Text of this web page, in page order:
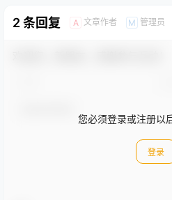
2 条回复 A 文章作者 M 管理员
您必须登录或注册以
登录